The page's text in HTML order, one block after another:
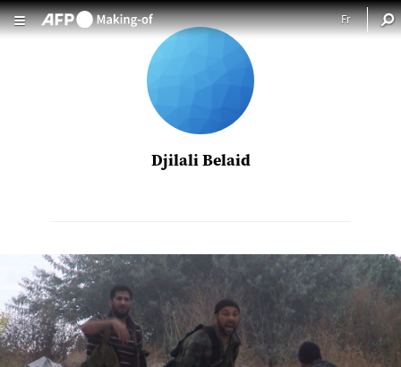
Djilali Belaid